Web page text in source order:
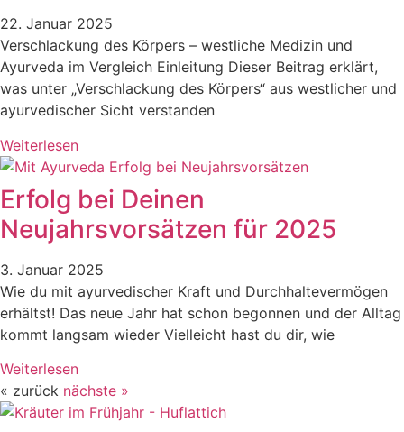
22. Januar 2025
Verschlackung des Körpers – westliche Medizin und
Ayurveda im Vergleich Einleitung Dieser Beitrag erklärt,
was unter „Verschlackung des Körpers“ aus westlicher und
ayurvedischer Sicht verstanden
Weiterlesen
Erfolg bei Deinen
Neujahrsvorsätzen für 2025
3. Januar 2025
Wie du mit ayurvedischer Kraft und Durchhaltevermögen
erhältst! Das neue Jahr hat schon begonnen und der Alltag
kommt langsam wieder Vielleicht hast du dir, wie
Weiterlesen
« zurück nächste »